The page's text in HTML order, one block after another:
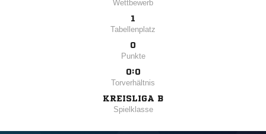
Wettbewerb
1
Tabellenplatz
0
Punkte
0:0
Torverhältnis
KREISLIGA B
Spielklasse